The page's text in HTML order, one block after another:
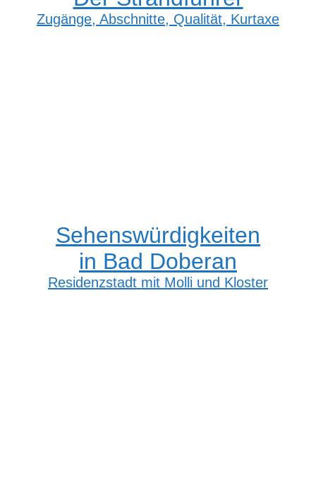
Zugänge, Abschnitte, Qualität, Kurtaxe
Sehenswürdigkeiten
in Bad Doberan
Residenzstadt mit Molli und Kloster